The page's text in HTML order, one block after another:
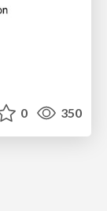
0 350